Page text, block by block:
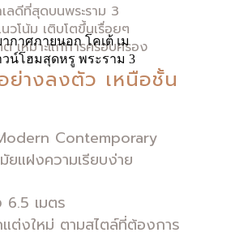
เลดีที่สุดบนพระราม 3
วโน้ม เติบโตขึ้นเรื่อยๆ
เหมาะแก่การครอบครอง
ย่างลงตัว เหนือชั้น
Contemporary
ยแฝงความเรียบง่าย
6.5 เมตร
ต่งใหม่ ตามสไตล์ที่ต้องการ